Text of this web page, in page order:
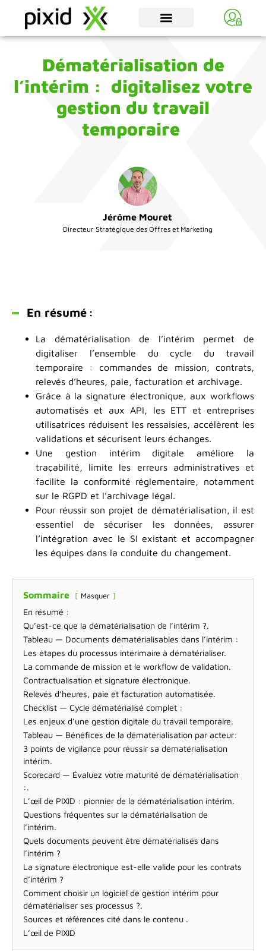
Dématérialisation de
l’intérim : digitalisez votre
gestion du travail
temporaire
Jérôme Mouret
Directeur Stratégique des Offres et Marketing
En résumé :
La dématérialisation de l’intérim permet de
digitaliser l’ensemble du cycle du travail
temporaire : commandes de mission, contrats,
relevés d’heures, paie, facturation et archivage.
Grâce à la signature électronique, aux workflows
automatisés et aux API, les ETT et entreprises
utilisatrices réduisent les ressaisies, accélèrent les
validations et sécurisent leurs échanges.
Une gestion intérim digitale améliore la
traçabilité, limite les erreurs administratives et
facilite la conformité réglementaire, notamment
sur le RGPD et l’archivage légal.
Pour réussir son projet de dématérialisation, il est
essentiel de sécuriser les données, assurer
l’intégration avec le SI existant et accompagner
les équipes dans la conduite du changement.
Sommaire Masquer
En résumé :
Qu’est-ce que la dématérialisation de l’intérim ?.
Tableau — Documents dématérialisables dans l’intérim :
Les étapes du processus intérimaire à dématérialiser.
La commande de mission et le workflow de validation.
Contractualisation et signature électronique.
Relevés d’heures, paie et facturation automatisée.
Checklist — Cycle dématérialisé complet :
Les enjeux d’une gestion digitale du travail temporaire.
Tableau — Bénéfices de la dématérialisation par acteur:
3 points de vigilance pour réussir sa dématérialisation
intérim.
Scorecard — Évaluez votre maturité de dématérialisation
:.
L’œil de PIXID : pionnier de la dématérialisation intérim.
Questions fréquentes sur la dématérialisation de
l’intérim.
Quels documents peuvent être dématérialisés dans
l’intérim ?
La signature électronique est-elle valide pour les contrats
d’intérim ?
Comment choisir un logiciel de gestion intérim pour
dématérialiser ses processus ?.
Sources et références cité dans le contenu .
L’œil de PIXID